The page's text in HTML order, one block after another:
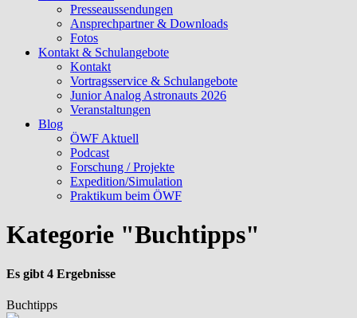
Presseaussendungen
Ansprechpartner & Downloads
Fotos
Kontakt & Schulangebote
Kontakt
Vortragsservice & Schulangebote
Junior Analog Astronauts 2026
Veranstaltungen
Blog
ÖWF Aktuell
Podcast
Forschung / Projekte
Expedition/Simulation
Praktikum beim ÖWF
Kategorie "Buchtipps"
Es gibt 4 Ergebnisse
Buchtipps